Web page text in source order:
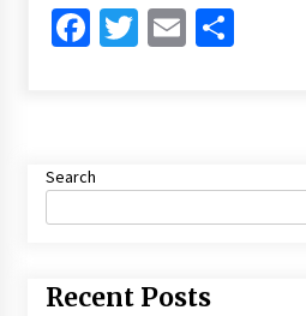
Facebook
Twitter
EmailShare
Search
Recent Posts